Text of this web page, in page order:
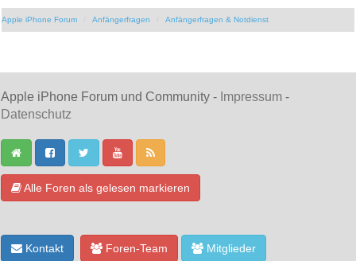
Apple iPhone Forum Anfängerfragen Anfängerfragen & Notdienst
Apple iPhone Forum und Community - Impressum -
Datenschutz
Alle Foren als gelesen markieren
Kontakt Foren-Team Mitglieder